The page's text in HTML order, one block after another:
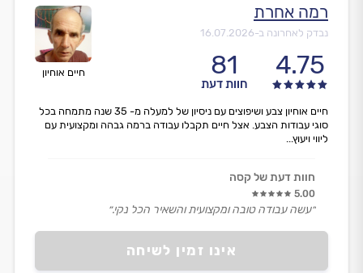
חיים אוחיון
רמה אחרת
נבדק לאחרונה ב-16.07.2026
4.75
81
חוות דעת
אינו זמין לשיחה
חיים אוחיון צבע ושיפוצים עם ניסיון של למעלה מ- 35 שנה מתמחה בכל
סוגי עבודות הצבע. אצל חיים תקבלו עבודה ברמה גבהה ומקצועית עם
ליווי ויעוץ...
חוות דעת של קסה
5.00
״עשה עבודה טובה ומקצועית והשאיר הכל נקי.״